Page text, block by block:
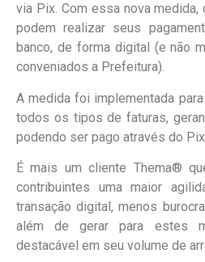
via Pix. Com essa nova
podem realizar seus
banco, de forma digital (e não
conveniados a Prefeitura).
A medida foi implementada
todos os tipos de faturas,
podendo ser pago através do Pix.
É mais um cliente Thema®
contribuintes uma maior
transação digital, menos
além de gerar para estes
destacável em seu volume de